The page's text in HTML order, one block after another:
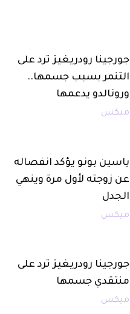
جورجينا رودريغيز ترد على
التنمر بسبب جسمها..
ورونالدو يدعمها
ميكس
ياسين بونو يؤكد انفصاله
عن زوجته لأول مرة وينهي
الجدل
ميكس
جورجينا رودريغيز ترد على
منتقدي جسمها
ميكس